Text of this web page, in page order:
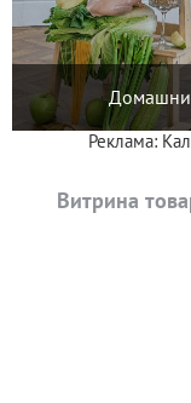
Реклама:
Витрина